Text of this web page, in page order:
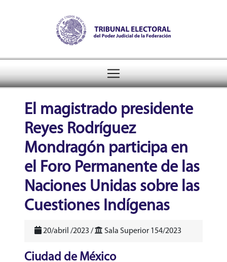
Tribunal Electoral del
header
El magistrado presidente
Reyes Rodríguez
Mondragón participa en
el Foro Permanente de las
Naciones Unidas sobre las
Cuestiones Indígenas
20/abril /2023 / Sala Superior 154/2023
Ciudad de México